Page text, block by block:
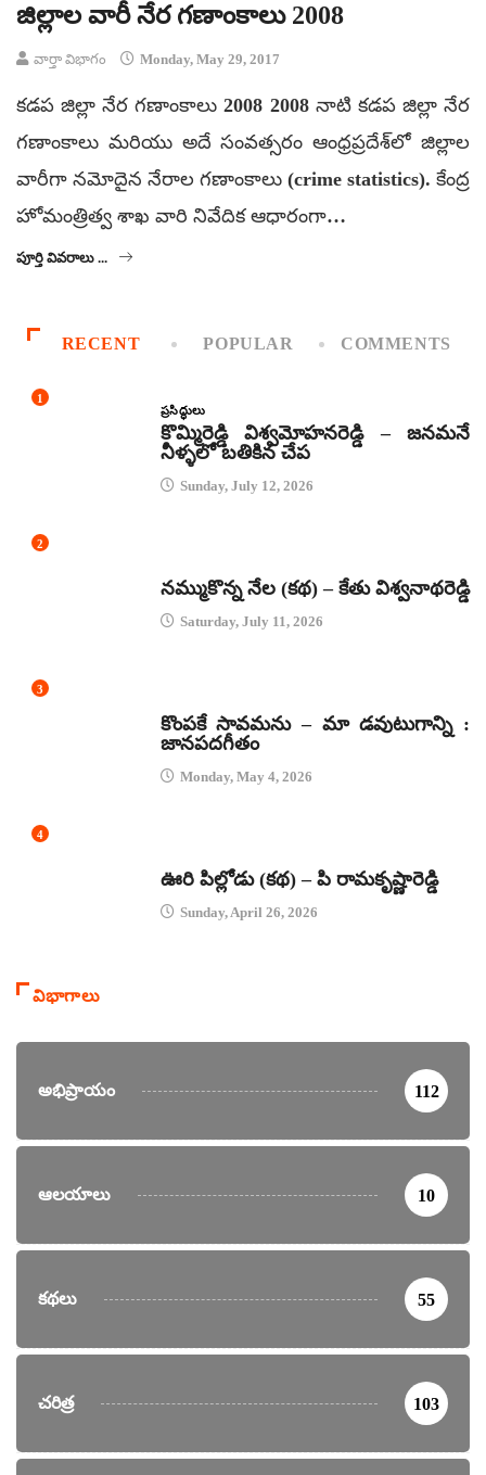
జిల్లాల వారీ నేర గణాంకాలు 2008
వార్తా విభాగం Monday, May 29, 2017
కడప జిల్లా నేర గణాంకాలు 2008 2008 నాటి కడప జిల్లా నేర
గణాంకాలు మరియు అదే సంవత్సరం ఆంధ్రప్రదేశ్‌లో జిల్లాల
వారీగా నమోదైన నేరాల గణాంకాలు (crime statistics). కేంద్ర
హోమంత్రిత్వ శాఖ వారి నివేదిక ఆధారంగా…
పూర్తి వివరాలు ...
RECENT POPULAR COMMENTS
1
ప్రసిద్ధులు
కొమ్మిరెడ్డి విశ్వమోహనరెడ్డి – జనమనే
నీళ్ళలో బతికిన చేప
Sunday, July 12, 2026
2
నమ్ముకొన్న నేల (కథ) – కేతు విశ్వనాథరెడ్డి
Saturday, July 11, 2026
3
కొంపకే సావమను – మా డవుటుగాన్ని :
జానపదగీతం
Monday, May 4, 2026
4
ఊరి పిల్లోడు (కథ) – పి రామకృష్ణారెడ్డి
Sunday, April 26, 2026
విభాగాలు
అభిప్రాయం 112
ఆలయాలు 10
కథలు 55
చరిత్ర 103